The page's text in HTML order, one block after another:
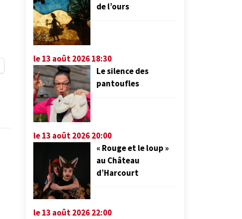
de l’ours
le 13 août 2026 18:30
Le silence des
pantoufles
le 13 août 2026 20:00
« Rouge et le loup »
au Château
d’Harcourt
le 13 août 2026 22:00